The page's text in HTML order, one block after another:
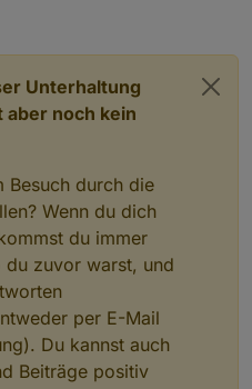
Unterhaltung
noch kein
Besuch durch die
Wenn du dich
du immer
zuvor warst, und
per E-Mail
Du kannst auch
Beiträge positiv